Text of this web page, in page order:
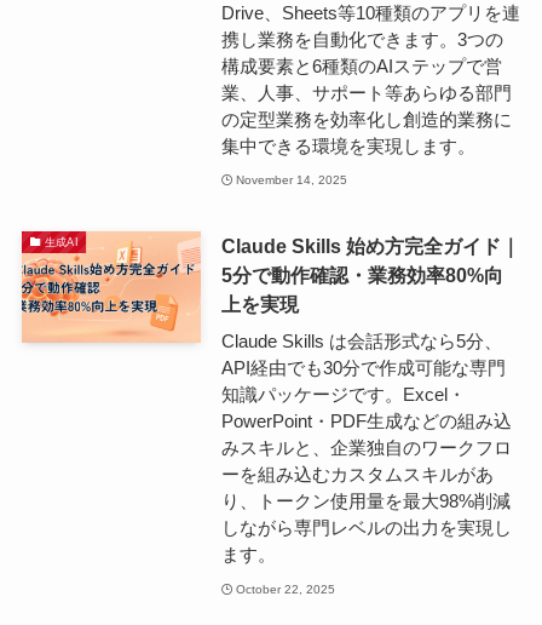
Drive、Sheets等10種類のアプリを連
携し業務を自動化できます。3つの
構成要素と6種類のAIステップで営
業、人事、サポート等あらゆる部門
の定型業務を効率化し創造的業務に
集中できる環境を実現します。
November 14, 2025
生成AI
Claude Skills 始め方完全ガイド｜
5分で動作確認・業務効率80%向
上を実現
Claude Skills は会話形式なら5分、
API経由でも30分で作成可能な専門
知識パッケージです。Excel・
PowerPoint・PDF生成などの組み込
みスキルと、企業独自のワークフロ
ーを組み込むカスタムスキルがあ
り、トークン使用量を最大98%削減
しながら専門レベルの出力を実現し
ます。
October 22, 2025